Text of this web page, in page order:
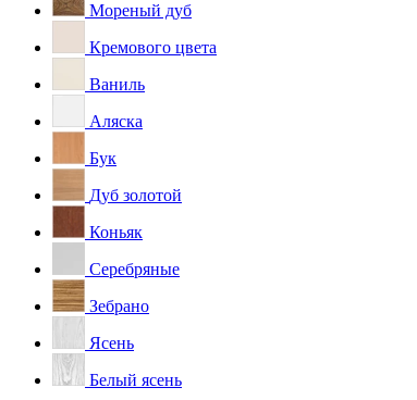
Мореный дуб
Кремового цвета
Ваниль
Аляска
Бук
Дуб золотой
Коньяк
Серебряные
Зебрано
Ясень
Белый ясень